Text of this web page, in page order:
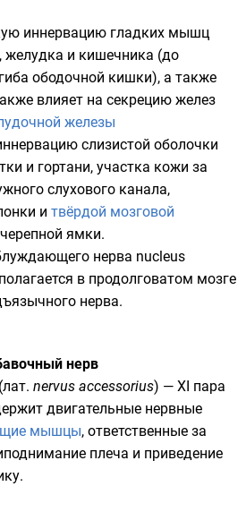
иннервацию гладких мышц
желудка и кишечника (до
ободочной кишки), а также
влияет на секрецию желез
железы
слизистой оболочки
и гортани, участка кожи за
слухового канала,
и твёрдой мозговой
ямки.
нерва nucleus
в продолговатом мозге
нерва.
нерв
(лат. nervus accessorius) — XI пара
двигательные нервные
мышцы, ответственные за
плеча и приведение
.